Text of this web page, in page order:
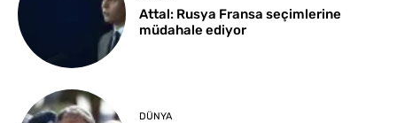
Attal: Rusya Fransa seçimlerine
müdahale ediyor
DÜNYA